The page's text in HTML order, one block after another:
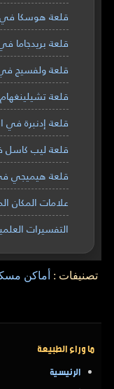
قلعة هوسكا في
قلعة بريدجاما
قلعة ولفسيج في
قلعة
قلعة إدنبرة في
قلعة ليب كاسل
قلعة هيميجي في
علامات المكان
التفسيرات
تصنيفات : أماكن
ما وراء الطبيعة
الرئيسية